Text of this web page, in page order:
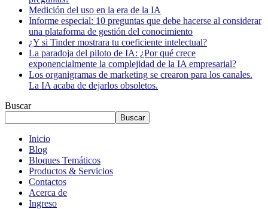
Medición del uso en la era de la IA
Informe especial: 10 preguntas que debe hacerse al considerar
una plataforma de gestión del conocimiento
¿Y si Tinder mostrara tu coeficiente intelectual?
La paradoja del piloto de IA: ¿Por qué crece
exponencialmente la complejidad de la IA empresarial?
Los organigramas de marketing se crearon para los canales.
La IA acaba de dejarlos obsoletos.
Buscar
Buscar
Inicio
Blog
Bloques Temáticos
Productos & Servicios
Contactos
Acerca de
Ingreso